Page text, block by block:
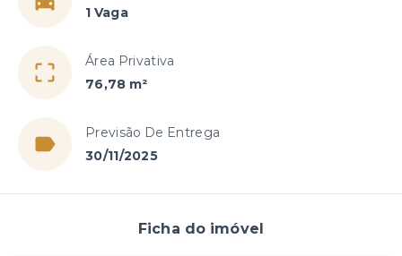
1 Vaga
Área Privativa
76,78 m²
Previsão De Entrega
30/11/2025
Ficha do imóvel